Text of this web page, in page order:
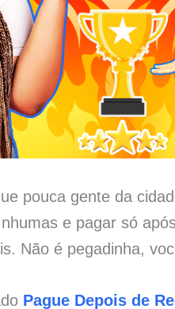
pouca gente da
e pagar só
Não é pegadinha,
Pague Depois de